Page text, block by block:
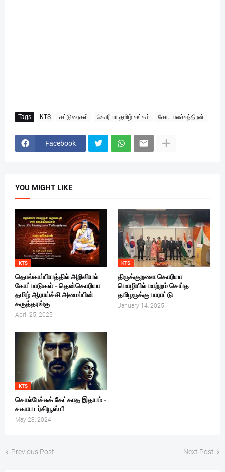
Tags KTS கட்டுரைகள் கொரியா தமிழ் சங்கம் கோ. பாலச்சந்திரன்
Facebook
YOU MIGHT LIKE
KTS
தொல்காப்பியத்தில் அறிவியல்
கோட்பாடுகள் - தென்கொரியா
தமிழ் ஆராய்ச்சி அமைப்பின்
கருத்தரங்கு
April 25, 2025
KTS
திருக்குறளை கொரியா
மொழியில் மாற்றம் செய்த
தமிழருக்கு பாராட்டு
January 14, 2025
KTS
சொல்பேச்சுக் கேட்காத இதயம் -
சகாய டர்சியூஸ் பீ
May 23, 2024
Previous Post Next Post